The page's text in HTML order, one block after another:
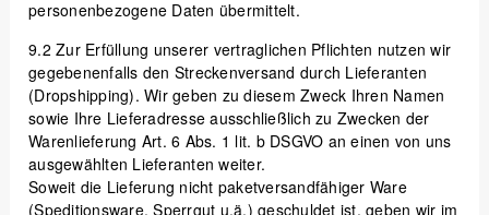
personenbezogene Daten übermittelt.
9.2 Zur Erfüllung unserer vertraglichen Pflichten nutzen wir
gegebenenfalls den Streckenversand durch Lieferanten
(Dropshipping). Wir geben zu diesem Zweck Ihren Namen
sowie Ihre Lieferadresse ausschließlich zu Zwecken der
Warenlieferung Art. 6 Abs. 1 lit. b DSGVO an einen von uns
ausgewählten Lieferanten weiter.
Soweit die Lieferung nicht paketversandfähiger Ware
(Speditionsware, Sperrgut u.ä.) geschuldet ist, geben wir im